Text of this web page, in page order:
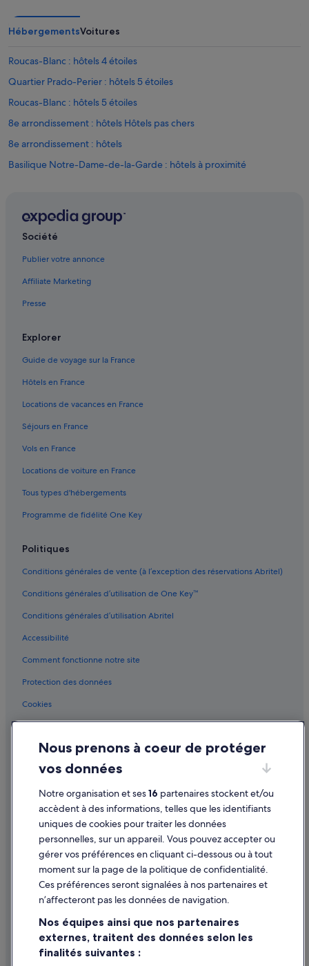
HébergementsVoitures
Roucas-Blanc : hôtels 4 étoiles
Quartier Prado-Perier : hôtels 5 étoiles
Roucas-Blanc : hôtels 5 étoiles
8e arrondissement : hôtels Hôtels pas chers
8e arrondissement : hôtels
Basilique Notre-Dame-de-la-Garde : hôtels à proximité
Bonneveine : hôtels Hôtels de plage
Bonneveine : hôtels Hôtels de luxe
Bonneveine : hôtels Hôtels avec vue sur l’océan
La Castellane : hôtels Hôtels d’affaires
La Castellane : hôtels Hôtels tout compris
La Castellane : hôtels
La Corniche : hôtels à proximité
La Pointe Rouge : hôtels Hôtels avec Wi-Fi
La Pointe Rouge : hôtels Hôtels safari
La Pointe Rouge : hôtels Hôtels avec spa
La Pointe Rouge : hôtels Hôtels tout compris
La Pointe Rouge : hôtels
Mazargues : hôtels Hôtels-boutiques
Mazargues : hôtels Hôtels de luxe
Mazargues : hôtels Hôtels pas chers
Mazargues : hôtels
Palais des Congrès et des Expositions de Marseille : hôtels à
Palais des Congrès et des Expositions Marseille Chanot : hôtels à
proximité
Palais des Sports de Marseille : hôtels à proximité
Parc Borély : hôtels à proximité
Parc du Roy d'Espagne : hôtels à proximité
Plage de Borély : hôtels à proximité
Plage de la Pointe-Rouge : hôtels à proximité
Plage du Prophète : hôtels à proximité
Quartier Chanot et Stade Vélodrome : hôtels Hôtels acceptant les
animaux de compagnie
Société
Publier votre annonce
Affiliate Marketing
Presse
Explorer
Guide de voyage sur la France
Hôtels en France
Locations de vacances en France
Séjours en France
Vols en France
Locations de voiture en France
Tous types d'hébergements
Programme de fidélité One Key
Politiques
Conditions générales de vente (à l’exception des réservations Abritel)
Conditions générales d’utilisation de One Key™
Conditions générales d’utilisation Abritel
Accessibilité
Comment fonctionne notre site
Protection des données
Cookies
Mentions légales / Nous contacter
Directives de contenu et signalement de contenus
Aide
Assistance
Annuler votre vol
Annuler une réservation d'hôtel ou de location de vacances
Délais de remboursement
Documents de voyage internationaux
Nous prenons à coeur de protéger
vos données
Notre organisation et ses16 partenaires stockent et/ou
accèdent à des informations, telles que les identifiants
uniques de cookies pour traiter les données
personnelles, sur un appareil. Vous pouvez accepter ou
gérer vos préférences en cliquant ci-dessous ou à tout
moment sur la page de la politique de confidentialité.
Ces préférences seront signalées à nos partenaires et
n’affecteront pas les données de navigation.
Nos équipes ainsi que nos partenaires
externes, traitent des données selon les
finalités suivantes :